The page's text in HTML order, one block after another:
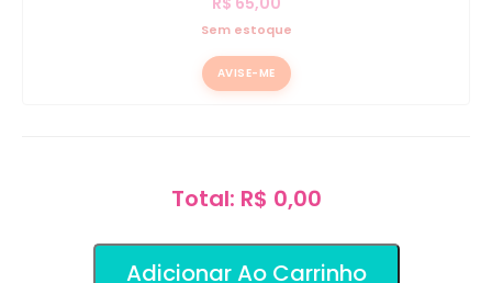
Sem estoque
AVISE-ME
Total: R$ 0,00
Adicionar Ao Carrinho